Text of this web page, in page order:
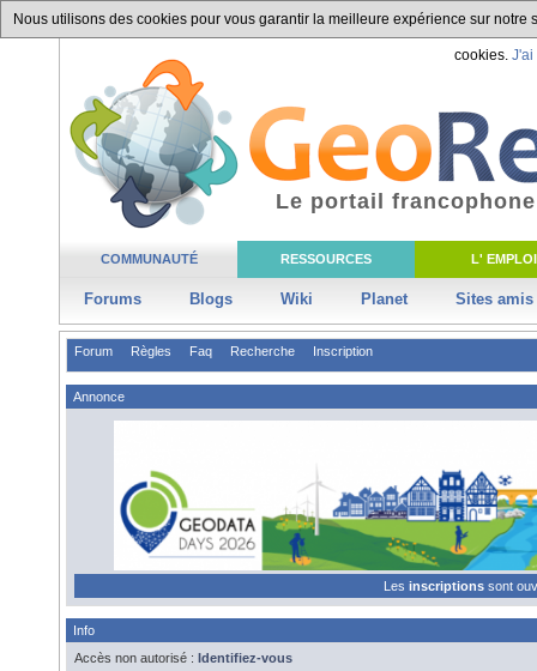
Nous utilisons des cookies pour vous garantir la meilleure expérience sur
cookies. J'ai
COMMUNAUTÉ RESSOURCES L' EMPLOI
Forums Blogs Wiki Planet Sites amis
Le portail
Forum Règles Faq Recherche Inscription
Annonce
Les inscriptions sont
Info
Accès non autorisé : Identifiez-vous